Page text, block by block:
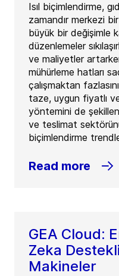
Isıl biçimlendirme,
zamandır merkezi
büyük bir değişimle
düzenlemeler
ve maliyetler
mühürleme hatları
çalışmaktan
taze, uygun fiyatlı
yöntemini de
ve teslimat
biçimlendirme
Read more
GEA Cloud:
Zeka
Makineler